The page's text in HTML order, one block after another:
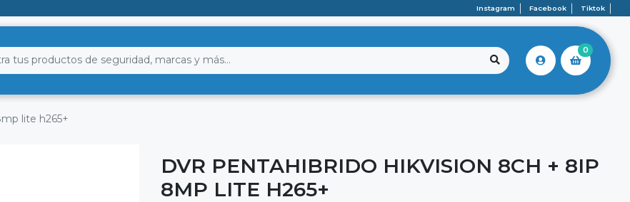
Instagram Facebook Tiktok
0
lite h265+
DVR PENTAHIBRIDO HIKVISION 8CH + 8IP
8MP LITE H265+